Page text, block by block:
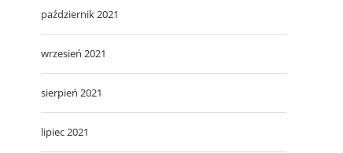
październik 2021
wrzesień 2021
sierpień 2021
lipiec 2021